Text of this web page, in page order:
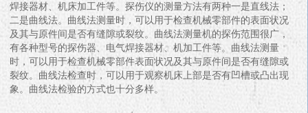
焊接器材、机床加工件等。探伤仪的测量方法有两种一是直线法；
二是曲线法。曲线法测量时，可以用于检查机械零部件的表面状况
及其与原件间是否有缝隙或裂纹。曲线法测量机的探伤范围很广，
有各种型号的探伤器、电气焊接器材、机加工件等。曲线法测量
时，可以用于检查机械零部件表面状况及其与原件间是否有缝隙或
裂纹。曲线法检查时，可以用于观察机床上部是否有凹槽或凸出现
象。曲线法检验的方式也十分多样。